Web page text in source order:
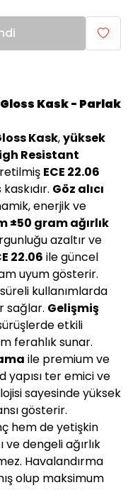
Kask - Parlak
Kask,yüksek
Resistant
ECE 22.06
Göz alıcı
enerjik ve
±50 gram ağırlık
azaltır ve
22.06 ile güncel
uyum gösterir.
kullanımlarda
sağlar. Gelişmiş
etkili
ferahlık sunar.
ile premium ve
yapısı ter emici ve
sayesinde yüksek
gösterir.
hem de yetişkin
dengeli ağırlık
Havalandırma
olup maksimum